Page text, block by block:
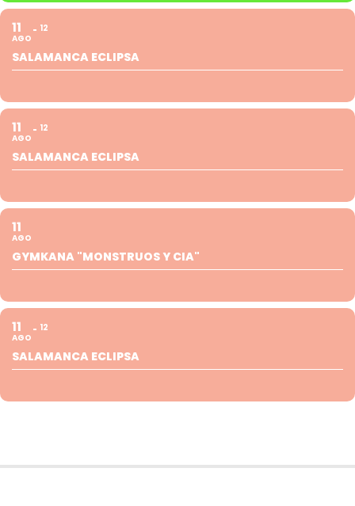
11
AGO
12
SALAMANCA ECLIPSA
11
AGO
12
SALAMANCA ECLIPSA
11
AGO
GYMKANA "MONSTRUOS Y CIA"
11
AGO
12
SALAMANCA ECLIPSA